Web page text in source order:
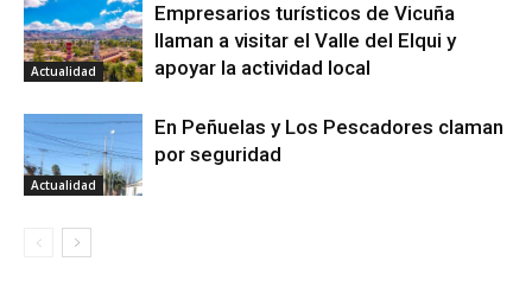
Actualidad
Empresarios turísticos de Vicuña
llaman a visitar el Valle del Elqui y
apoyar la actividad local
Actualidad
En Peñuelas y Los Pescadores claman
por seguridad